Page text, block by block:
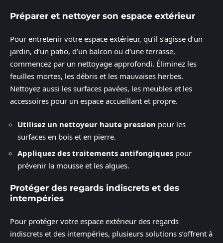
Préparer et nettoyer son espace extérieur
Pour entretenir votre espace extérieur, qu’il s’agisse d’un
jardin, d’un patio, d’un balcon ou d’une terrasse,
commencez par un nettoyage approfondi. Éliminez les
feuilles mortes, les débris et les mauvaises herbes.
Nettoyez aussi les surfaces pavées, les meubles et les
accessoires pour un espace accueillant et propre.
Utilisez un nettoyeur haute pression pour les
surfaces en bois et en pierre.
Appliquez des traitements antifongiques pour
prévenir la mousse et les algues.
Protéger des regards indiscrets et des
intempéries
Pour protéger votre espace extérieur des regards
indiscrets et des intempéries, plusieurs solutions s’offrent à